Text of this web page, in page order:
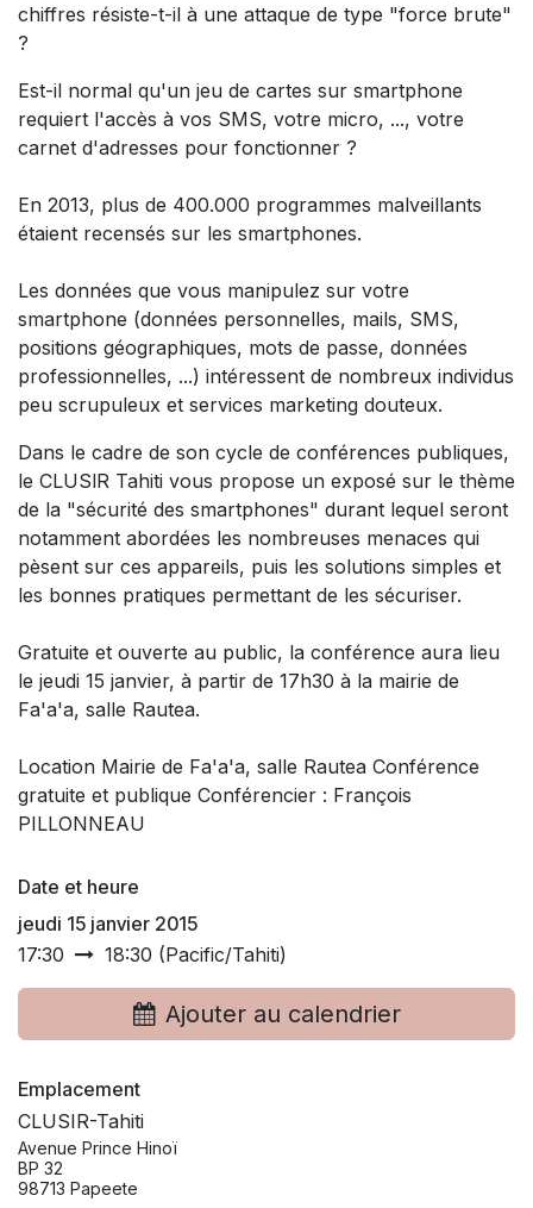
chiffres résiste-t-il à une attaque de type "force brute"
?
Est-il normal qu'un jeu de cartes sur smartphone
requiert l'accès à vos SMS, votre micro, ..., votre
carnet d'adresses pour fonctionner ?
En 2013, plus de 400.000 programmes malveillants
étaient recensés sur les smartphones.
Les données que vous manipulez sur votre
smartphone (données personnelles, mails, SMS,
positions géographiques, mots de passe, données
professionnelles, ...) intéressent de nombreux individus
peu scrupuleux et services marketing douteux.
Dans le cadre de son cycle de conférences publiques,
le CLUSlR Tahiti vous propose un exposé sur le thème
de la "sécurité des smartphones" durant lequel seront
notamment abordées les nombreuses menaces qui
pèsent sur ces appareils, puis les solutions simples et
les bonnes pratiques permettant de les sécuriser.
Gratuite et ouverte au public, la conférence aura lieu
le jeudi 15 janvier, à partir de 17h30 à la mairie de
Fa'a'a, salle Rautea.
Location Mairie de Fa'a'a, salle Rautea Conférence
gratuite et publique Conférencier : François
PILLONNEAU
Date et heure
jeudi 15 janvier 2015
17:30
18:30 (Pacific/Tahiti)
Ajouter au calendrier
Emplacement
CLUSIR-Tahiti
Avenue Prince Hinoï
BP 32
98713 Papeete